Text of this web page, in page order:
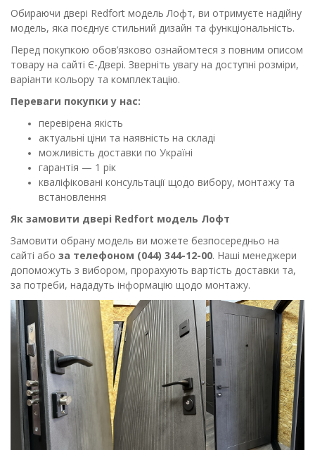
Обираючи двері Redfort модель Лофт, ви отримуєте надійну
модель, яка поєднує стильний дизайн та функціональність.
Перед покупкою обов’язково ознайомтеся з повним описом
товару на сайті Є-Двері. Зверніть увагу на доступні розміри,
варіанти кольору та комплектацію.
Переваги покупки у нас:
перевірена якість
актуальні ціни та наявність на складі
можливість доставки по Україні
гарантія — 1 рік
кваліфіковані консультації щодо вибору, монтажу та
встановлення
Як замовити двері Redfort модель Лофт
Замовити обрану модель ви можете безпосередньо на
сайті або за телефоном (044) 344-12-00. Наші менеджери
допоможуть з вибором, прорахують вартість доставки та,
за потреби, нададуть інформацію щодо монтажу.